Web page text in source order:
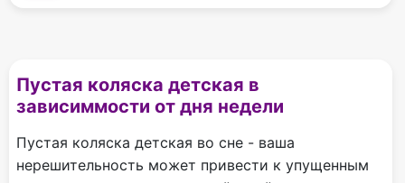
Пустая коляска детская в
зависиммости от дня недели
Пустая коляска детская во сне - ваша
нерешительность может привести к упущенным